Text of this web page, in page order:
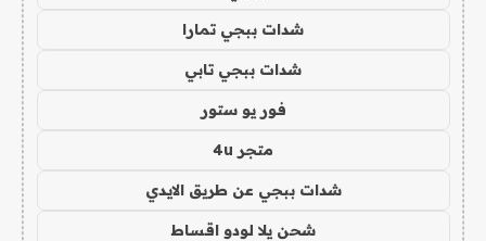
شدات ببجي تمارا
شدات ببجي تابي
فور يو ستور
متجر 4u
شدات ببجي عن طريق الايدي
شحن يلا لودو اقساط